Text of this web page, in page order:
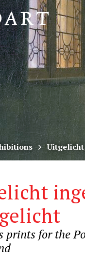
prints for the